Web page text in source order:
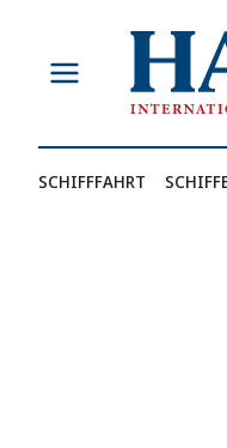
springen
SCHIFFFAHRT